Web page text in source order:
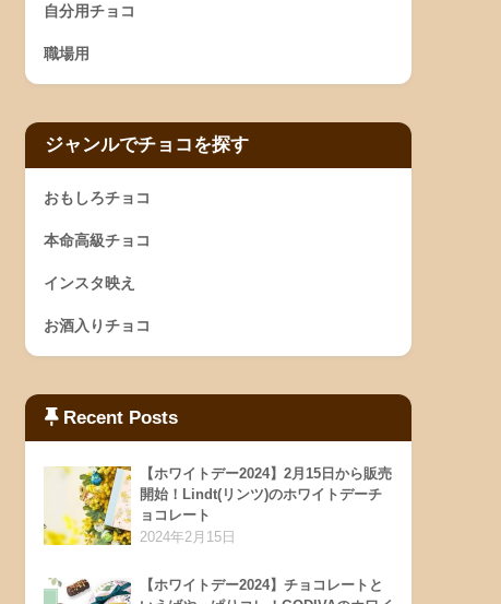
自分用チョコ
職場用
ジャンルでチョコを探す
おもしろチョコ
本命高級チョコ
インスタ映え
お酒入りチョコ
Recent Posts
【ホワイトデー2024】2月15日から販売
開始！Lindt(リンツ)のホワイトデーチ
ョコレート
2024年2月15日
【ホワイトデー2024】チョコレートと